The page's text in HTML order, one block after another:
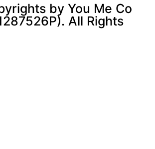
by You Me Co
All Rights